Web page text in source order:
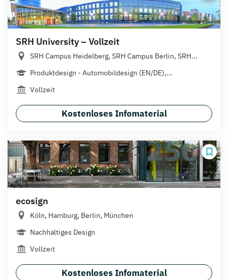
SRH University – Vollzeit
SRH Campus Heidelberg, SRH Campus Berlin, SRH...
Produktdesign - Automobildesign (EN/DE),...
Vollzeit
Kostenloses Infomaterial
ecosign
Köln, Hamburg, Berlin, München
Nachhaltiges Design
Vollzeit
Kostenloses Infomaterial